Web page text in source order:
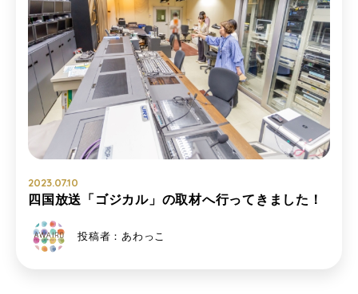
2023.07.10
四国放送「ゴジカル」の取材へ行ってきました！
投稿者：あわっこ